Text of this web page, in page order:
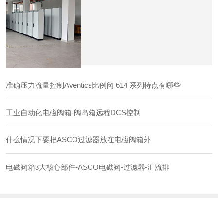
准确压力流量控制Aventics比例阀 614 系列特点有哪些
工业自动化电磁阀箱-阀岛箱远程DCS控制
什么情况下要把ASCO过滤器放在电磁阀箱外
电磁阀箱3大核心部件-ASCO电磁阀-过滤器-汇流排